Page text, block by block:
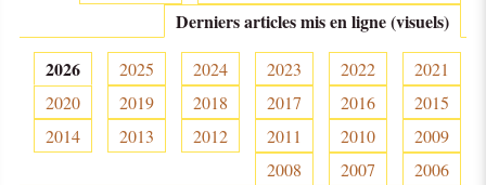
Derniers articles mis en ligne (visuels)
2026
2025 2024 2023 2022
2021
2020
2019 2018 2017 2016
2015
2014
2013 2012 2011 2010
2009
2008
2007 2006